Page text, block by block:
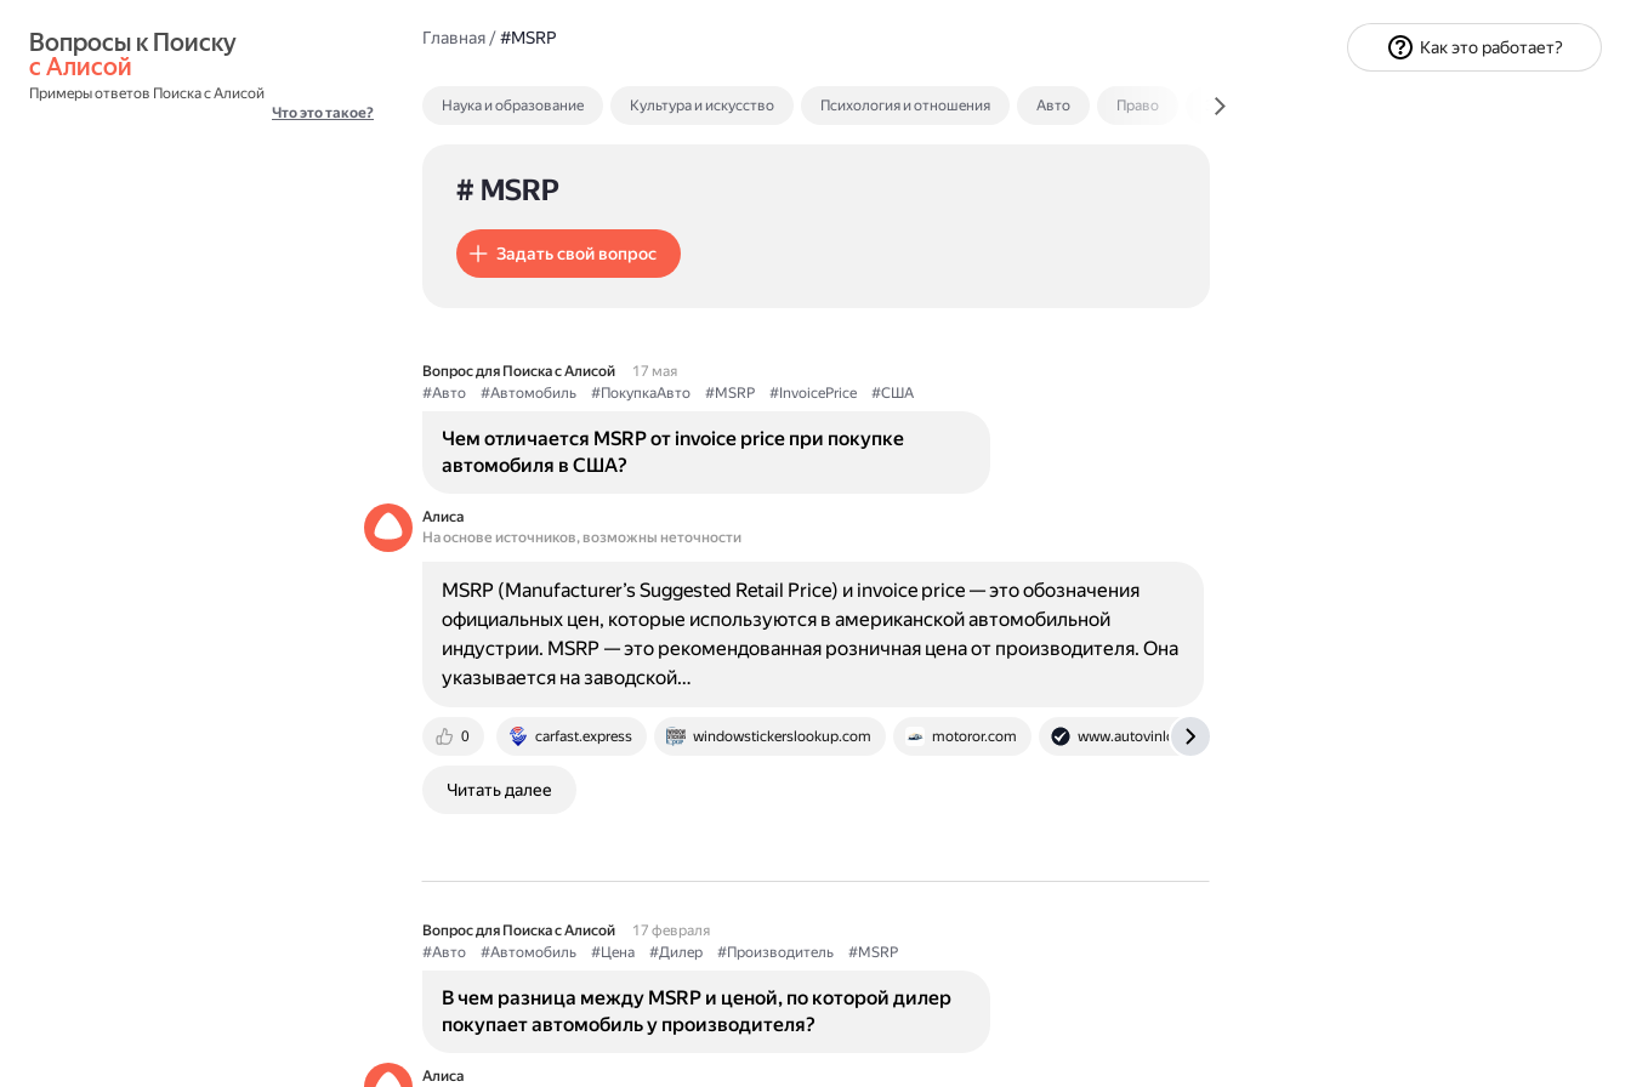
с Алисой
Примеры ответов Поиска с Алисой
Что это такое?
Главная/#MSRP
Наука и образование Культура и искусство Психология и отношения Авто Право Экономика и финансы
# MSRP
Задать свой вопрос
Вопрос для Поиска с Алисой
17 мая
#Авто
#Автомобиль #ПокупкаАвто #MSRP #InvoicePrice #США
Чем отличается MSRP от invoice price при покупке
автомобиля в США?
Алиса
На основе источников, возможны неточности
0 carfast.express windowstickerslookup.com motoror.com www.autovinlookup.com
MSRP (Manufacturer’s Suggested Retail Price) и invoice price — это обозначения
официальных цен, которые используются в американской автомобильной
индустрии. MSRP — это рекомендованная розничная цена от производителя. Она
указывается на заводской…
Читать далее
Вопрос для Поиска с Алисой
17 февраля
#Авто
#Автомобиль #Цена #Дилер #Производитель #MSRP
В чем разница между MSRP и ценой, по которой дилер
покупает автомобиль у производителя?
Алиса
Как это работает?